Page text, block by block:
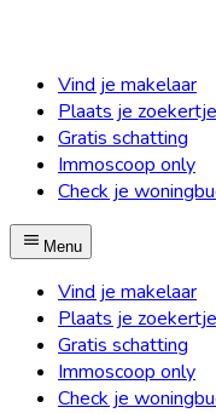
Vind je makelaar
Plaats je zoekertje
Gratis schatting
Immoscoop only
Check je
Menu
Vind je makelaar
Plaats je zoekertje
Gratis schatting
Immoscoop only
Check je